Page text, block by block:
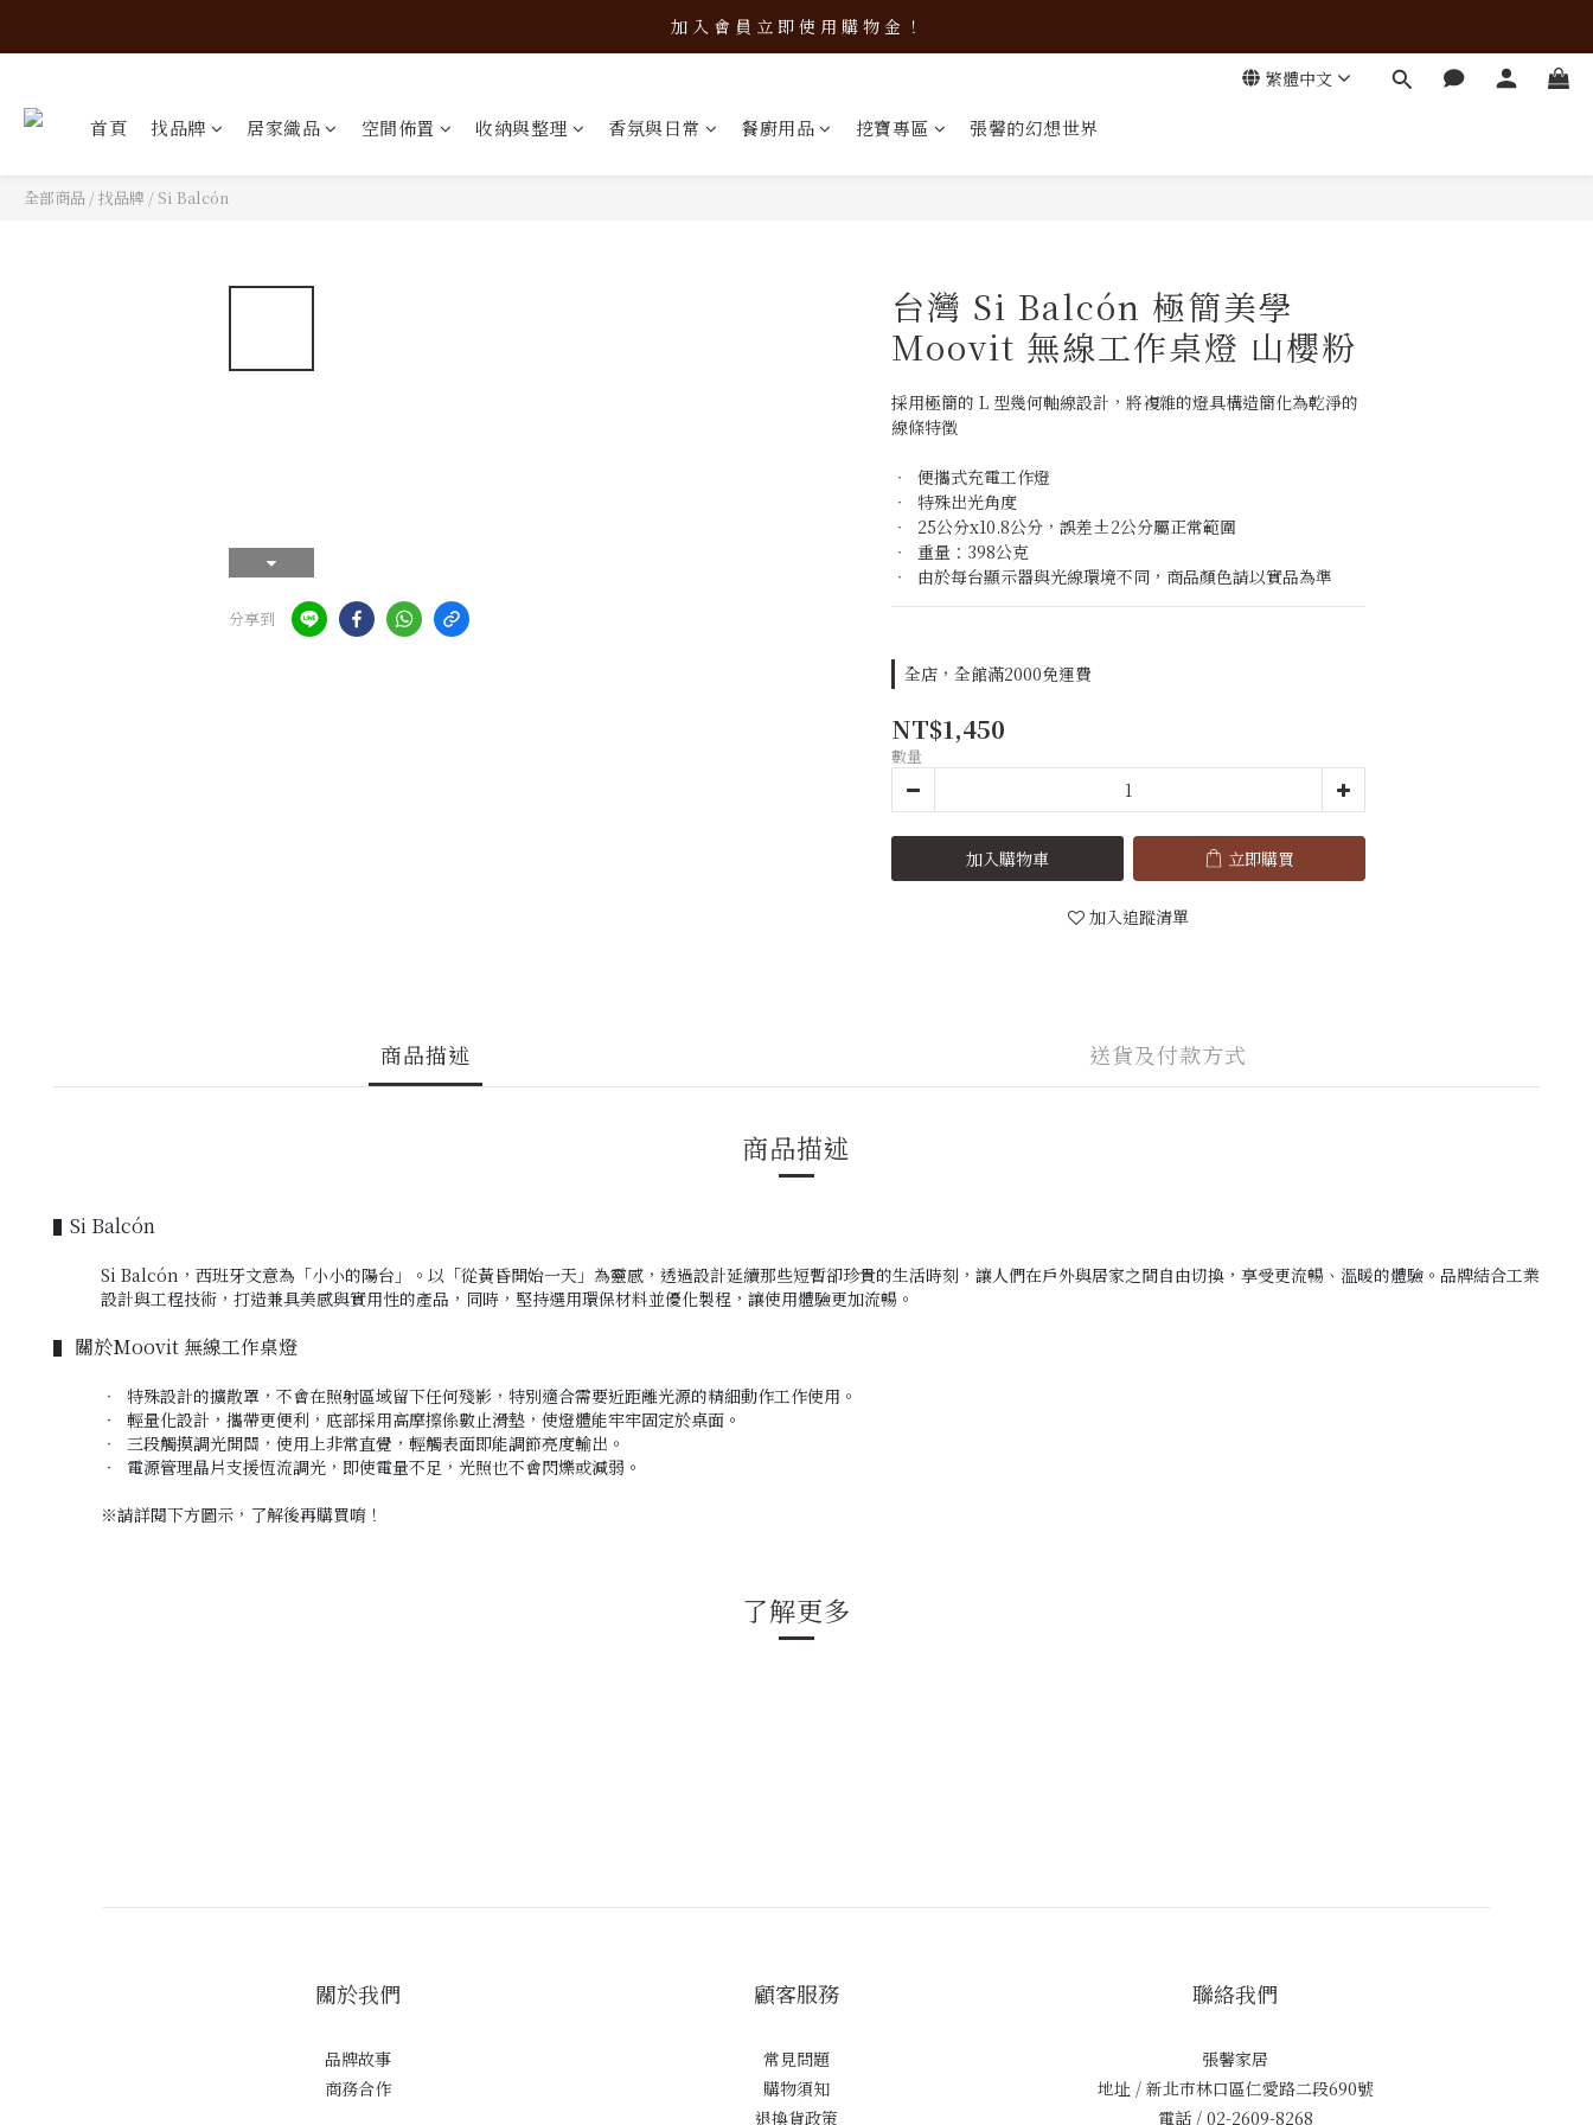
加 入 會 員 立 即 使 用 購 物 金 ！
加 入 會 員 立 即 使 用 購 物 金 ！
加 入 會 員 立 即 使 用 購 物 金 ！
繁體中文
首頁 找品牌 居家織品 空間佈置 收納與整理 香氛與日常 餐廚用品 挖寶專區 張馨的幻想世界
全部商品 /找品牌 / Si Balcón
分享到
台灣 Si Balcón 極簡美學
Moovit 無線工作桌燈 山櫻粉
採用極簡的 L 型幾何軸線設計，將複雜的燈具構造簡化為乾淨的
線條特徵
‧  便攜式充電工作燈
‧  特殊出光角度
‧  25公分x10.8公分，誤差±2公分屬正常範圍
‧  重量：398公克
‧  由於每台顯示器與光線環境不同，商品顏色請以實品為準
全店，全館滿2000免運費
NT$1,450
數量
加入購物車 立即購買
加入追蹤清單
商品描述 送貨及付款方式
商品描述
▌ Si Balcón
Si Balcón，西班牙文意為「小小的陽台」。以「從黃昏開始一天」為靈感，透過設計延續那些短暫卻珍貴的生活時刻，讓人們在戶外與居家之間自由切換，享受更流暢、溫暖的體驗。品牌結合工業
設計與工程技術，打造兼具美感與實用性的產品，同時，堅持選用環保材料並優化製程，讓使用體驗更加流暢。
▌ 關於Moovit 無線工作桌燈
‧ 特殊設計的擴散罩，不會在照射區域留下任何殘影，特別適合需要近距離光源的精細動作工作使用。
‧ 輕量化設計，攜帶更便利，底部採用高摩擦係數止滑墊，使燈體能牢牢固定於桌面。
‧ 三段觸摸調光開關，使用上非常直覺，輕觸表面即能調節亮度輸出 。
‧ 電源管理晶片支援恆流調光，即使電量不足，光照也不會閃爍或減弱 。
※請詳閱下方圖示， 了解後再購買唷！
了解更多
關於我們
品牌故事
商務合作
顧客服務
常見問題
購物須知
退換貨政策
聯絡我們
張馨家居
地址 / 新北市林口區仁愛路二段690號
電話 / 02-2609-8268